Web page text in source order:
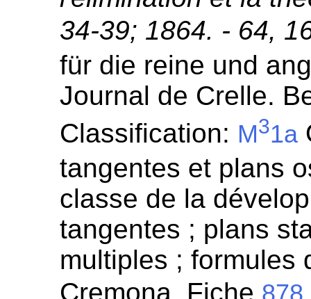
34-39; 1864. - 64,
für die reine und
Journal de Crelle.
Classification: M31a
tangentes et plans
classe de la
tangentes ; plans
multiples ; formules
Cremona. Fiche